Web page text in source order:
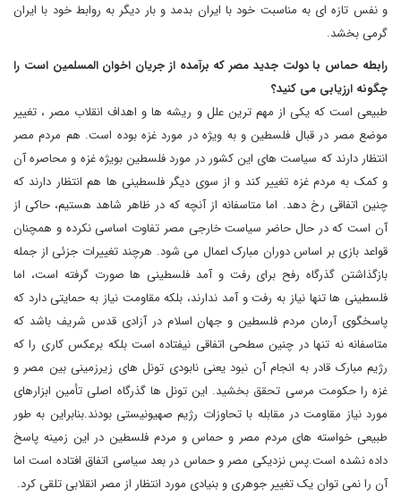
و نفس تازه ای به مناسبت خود با ایران بدمد و بار دیگر به روابط خود با ایران
گرمی بخشد.
رابطه حماس با دولت جدید مصر که برآمده از جریان اخوان المسلمین است را
چگونه ارزیابی می کنید؟
طبیعی است که یکی از مهم ترین علل و ریشه ها و اهداف انقلاب مصر ، تغییر
موضع مصر در قبال فلسطین و به ویژه در مورد غزه بوده است. هم مردم مصر
انتظار دارند که سیاست های این کشور در مورد فلسطین بویژه غزه و محاصره آن
و کمک به مردم غزه تغییر کند و از سوی دیگر فلسطینی ها هم انتظار دارند که
چنین اتفاقی رخ دهد. اما متاسفانه از آنچه که در ظاهر شاهد هستیم، حاکی از
آن است که در حال حاضر سیاست خارجی مصر تفاوت اساسی نکرده و همچنان
قواعد بازی بر اساس دوران مبارک اعمال می شود. هرچند تغییرات جزئی از جمله
بازگذاشتن گذرگاه رفح برای رفت و آمد فلسطینی ها صورت گرفته است، اما
فلسطینی ها تنها نیاز به رفت و آمد ندارند، بلکه مقاومت نیاز به حمایتی دارد که
پاسخگوی آرمان مردم فلسطین و جهان اسلام در آزادی قدس شریف باشد که
متاسفانه نه تنها در چنین سطحی اتفاقی نیفتاده است بلکه برعکس کاری را که
رژیم مبارک قادر به انجام آن نبود یعنی نابودی تونل های زیرزمینی بین مصر و
غزه را حکومت مرسی تحقق بخشید. این تونل ها گذرگاه اصلی تأمین ابزارهای
مورد نیاز مقاومت در مقابله با تحاوزات رژیم صهیونیستی بودند.بنابراین به طور
طبیعی خواسته های مردم مصر و حماس و مردم فلسطین در این زمینه پاسخ
داده نشده است.پس نزدیکی مصر و حماس در بعد سیاسی اتفاق افتاده است اما
آن را نمی توان یک تغییر جوهری و بنیادی مورد انتظار از مصر انقلابی تلقی کرد.